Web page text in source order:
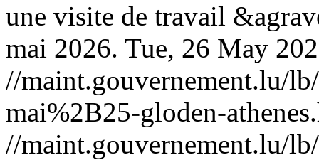
une visite de travail
mai 2026. Tue, 26 May
//maint.gouvernement.lu/
mai%2B25-gloden-
//maint.gouvernement.lu/